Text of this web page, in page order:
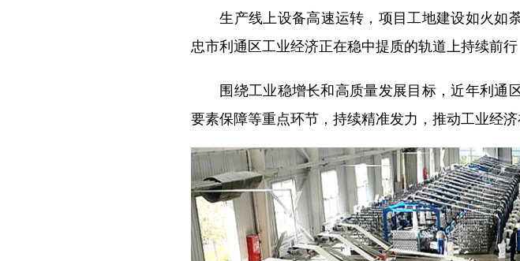
生产线上设备高速运转，项目工地建设如火如
忠市利通区工业经济正在稳中提质的轨道上持续前
围绕工业稳增长和高质量发展目标，近年利通
要素保障等重点环节，持续精准发力，推动工业经